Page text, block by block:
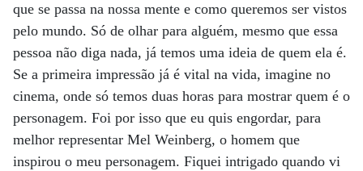
que se passa na nossa mente e como queremos ser vistos
pelo mundo. Só de olhar para alguém, mesmo que essa
pessoa não diga nada, já temos uma ideia de quem ela é.
Se a primeira impressão já é vital na vida, imagine no
cinema, onde só temos duas horas para mostrar quem é o
personagem. Foi por isso que eu quis engordar, para
melhor representar Mel Weinberg, o homem que
inspirou o meu personagem. Fiquei intrigado quando vi